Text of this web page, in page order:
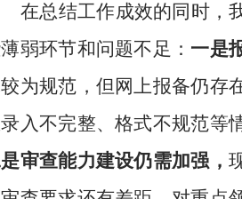
在总结工作成效的同时，
弱环节和问题不足： 一是
为规范，但网上报备仍存
入不完整、格式不规范等
审查能力建设仍需加强，